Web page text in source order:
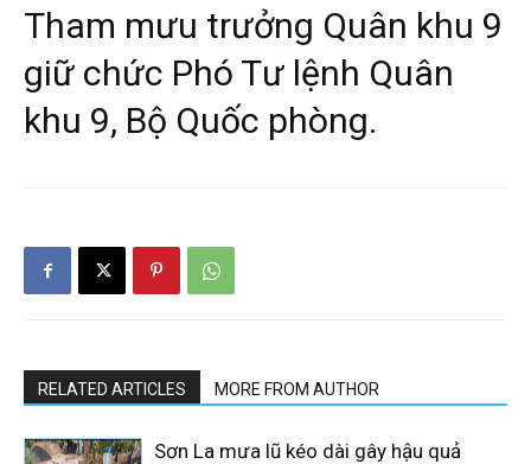
Tham mưu trưởng Quân khu 9
giữ chức Phó Tư lệnh Quân
khu 9, Bộ Quốc phòng.
RELATED ARTICLES MORE FROM AUTHOR
Sơn La mưa lũ kéo dài gây hậu quả